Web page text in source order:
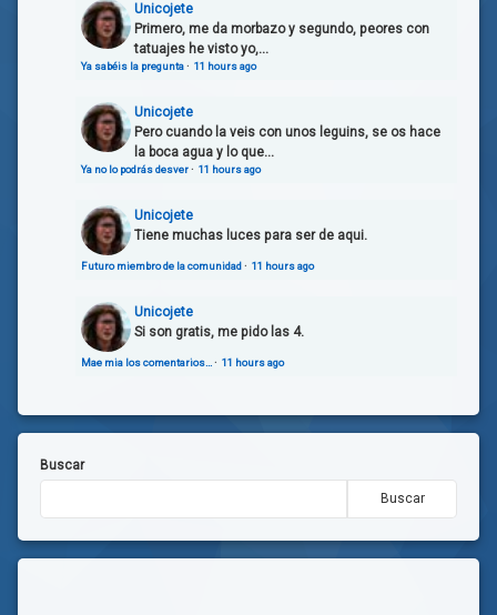
Unicojete
Primero, me da morbazo y segundo, peores con
tatuajes he visto yo,...
Ya sabéis la pregunta· 11 hours ago
Unicojete
Pero cuando la veis con unos leguins, se os hace
la boca agua y lo que...
Ya no lo podrás desver· 11 hours ago
Unicojete
Tiene muchas luces para ser de aqui.
Futuro miembro de la comunidad · 11 hours ago
Unicojete
Si son gratis, me pido las 4.
Mae mia los comentarios…· 11 hours ago
Buscar
Buscar